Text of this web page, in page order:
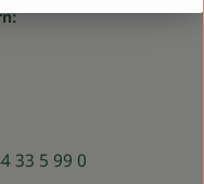
33 5 99 0